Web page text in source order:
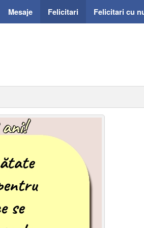
Mesaje Felicitari Felicitari cu